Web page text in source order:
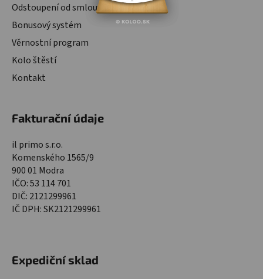
Odstoupení od smlouvy
Bonusový systém
Věrnostní program
Kolo štěstí
Kontakt
Fakturační údaje
il primo s.r.o.
Komenského 1565/9
900 01 Modra
IČO: 53 114 701
DIČ: 2121299961
IČ DPH: SK2121299961
Expediční sklad